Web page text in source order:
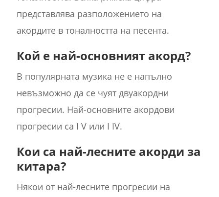
представлява разположението на
акордите в тоналността на песента.
Кой е най-основният акорд?
В популярната музика не е напълно
невъзможно да се чуят двуакордни
прогресии. Най-основните акордови
прогресии са I V или I IV.
Кои са най-лесните акорди за
китара?
Някои от най-лесните прогресии на